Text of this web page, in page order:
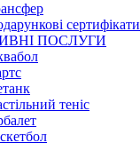
сертифікати
ПОСЛУГИ
теніс